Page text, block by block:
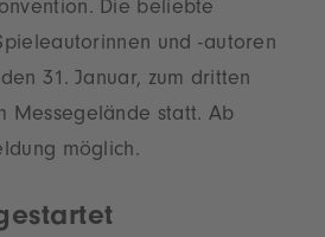
Die beliebte
und -autoren
31. Januar, zum dritten
Messegelände statt. Ab
möglich.